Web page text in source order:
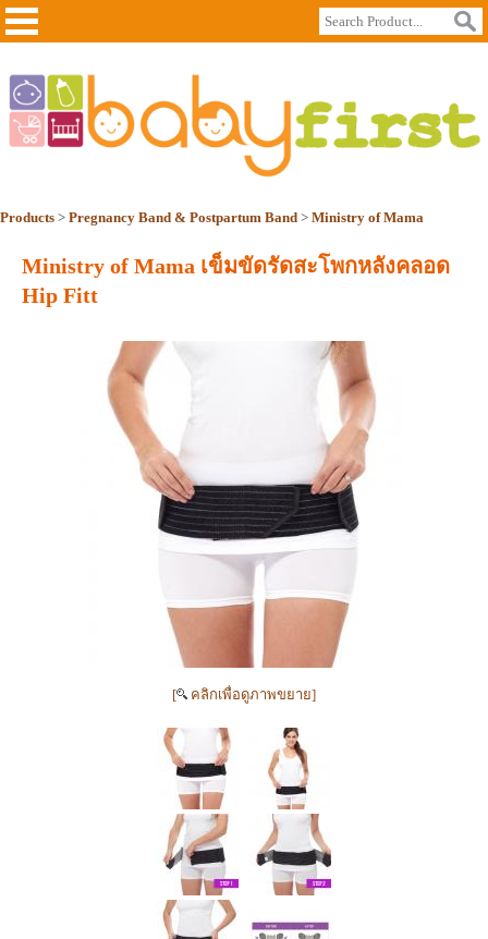
Products > Pregnancy Band & Postpartum Band > Ministry of Mama
Ministry of Mama เข็มขัดรัดสะโพกหลังคลอด
Hip Fitt
[ คลิกเพื่อดูภาพขยาย]